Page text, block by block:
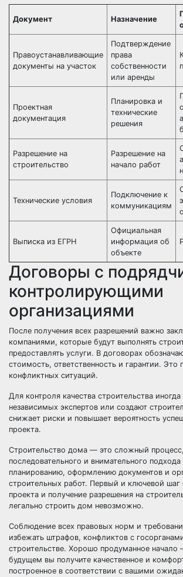
Документ Назначение
Правоустанавливающие
документы на участок
Подтверждение
права
собственности
или аренды
Проектная
документация
Планировка и
технические
решения
Разрешение на
строительство
Разрешение на
начало работ
Технические условия
Подключение к
коммуникациям
Выписка из ЕГРН
Официальная
информация об
объекте
Договоры с
контролирующими
организациями
После получения всех разрешений важно
компаниями, которые будут выполнять
предоставлять услуги. В договорах
стоимость, ответственность и гарантии.
конфликтных ситуаций.
Для контроля качества строительства
независимых экспертов или создают
снижает риски и повышает вероятность
проекта.
Строительство дома — это сложный
последовательного и внимательного
планированию, оформлению документов и
строительных работ. Первый и ключевой шаг
проекта и получение разрешения на
легально строить дом невозможно.
Соблюдение всех правовых норм и
избежать штрафов, конфликтов с
строительстве. Хорошо продуманное начало
будущем вы получите качественное и
построенное в соответствии с вашими